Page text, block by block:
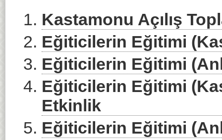
Kastamonu Açılış
Eğiticilerin Eğitimi
Eğiticilerin Eğitimi
Eğiticilerin Eğitimi
Etkinlik
Eğiticilerin Eğitimi